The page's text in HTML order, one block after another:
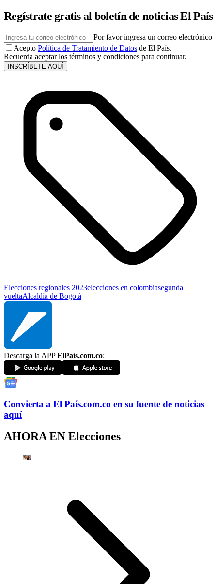
Regístrate gratis al boletín de noticias El País
Por favor ingresa un correo electrónico
Acepto Política de Tratamiento de Datos de El País.
Recuerda aceptar los términos y condiciones para continuar.
INSCRÍBETE AQUÍ
Elecciones regionales 2023elecciones en colombiasegunda
vueltaAlcaldía de Bogotá
Descarga la APPElPaís.com.co:
Convierta a El País.com.co en su fuente de noticias
aquí
AHORA EN Elecciones